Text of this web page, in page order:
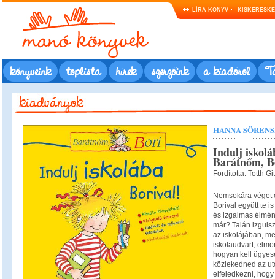
LÍRA KÖNYV
könyveink toplista hírek szerzőink a kiadóról
HANNA
Indulj
Barátnőm,
Fordította: Totth
Nemsokára véget
Borival együtt te
és izgalmas
már? Talán
az iskolájában,
iskolaudvart,
hogyan kell
közlekedned az
elfeledkezni,